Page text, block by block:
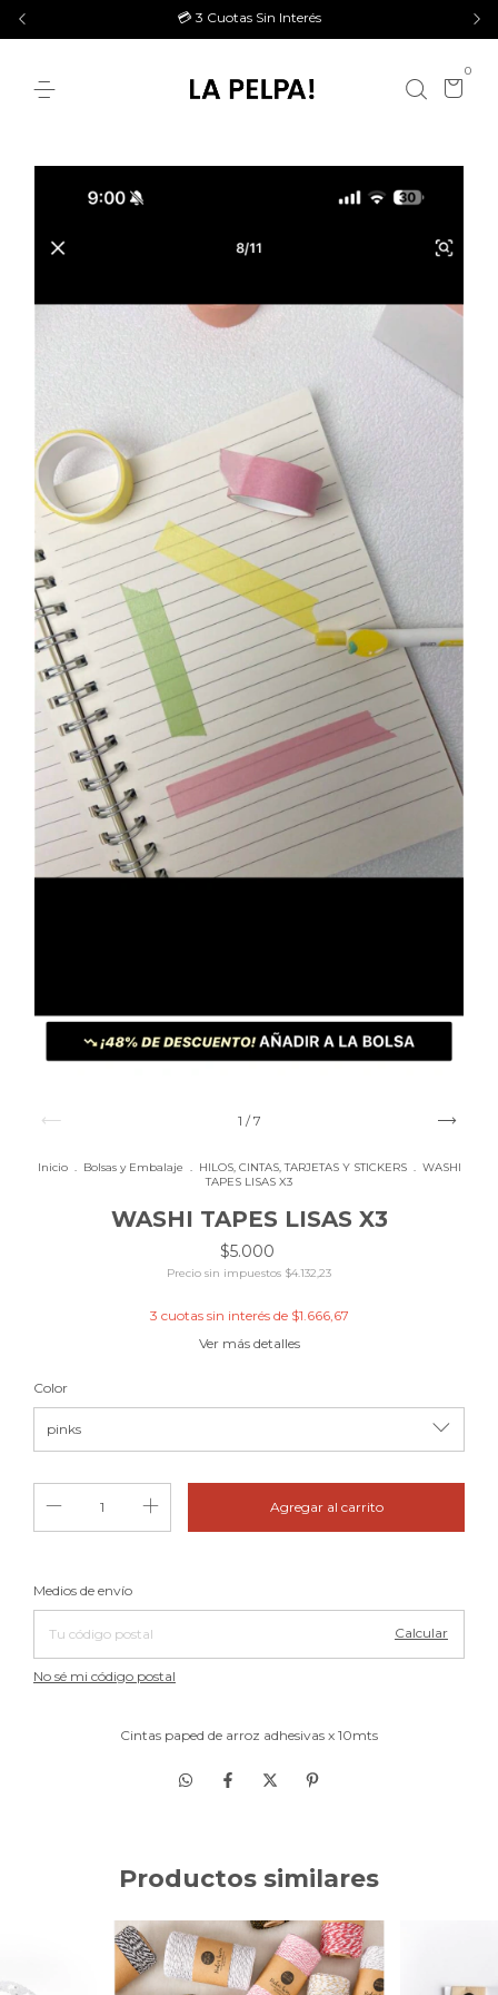
💳 3 Cuotas Sin Interés
0
1 /7
Inicio . Bolsas y Embalaje . HILOS, CINTAS, TARJETAS Y STICKERS . WASHI
TAPES LISAS X3
WASHI TAPES LISAS X3
$5.000
Precio sin impuestos $4.132,23
3 cuotas sin interés de $1.666,67
Ver más detalles
Color
Entregas para el CP:
Medios de envío
Calcular
No sé mi código postal
Cintas paped de arroz adhesivas x 10mts
Productos similares